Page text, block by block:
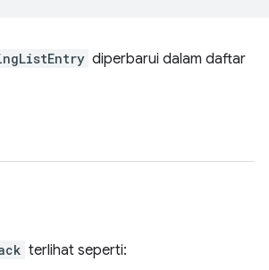
diperbarui dalam daftar
terlihat seperti: